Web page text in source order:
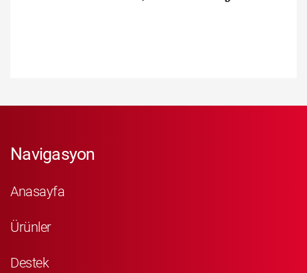
Navigasyon
Anasayfa
Ürünler
Destek